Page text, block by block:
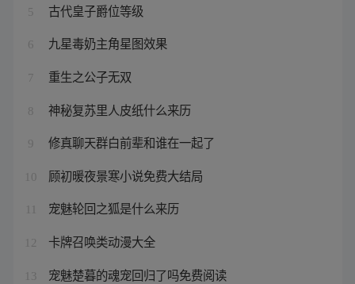
5 古代皇子爵位等级
6 九星毒奶主角星图效果
7 重生之公子无双
8 神秘复苏里人皮纸什么来历
9 修真聊天群白前辈和谁在一起了
10 顾初暖夜景寒小说免费大结局
宠魅轮回之狐是什么来历
12 卡牌召唤类动漫大全
13 宠魅楚暮的魂宠回归了吗免费阅读